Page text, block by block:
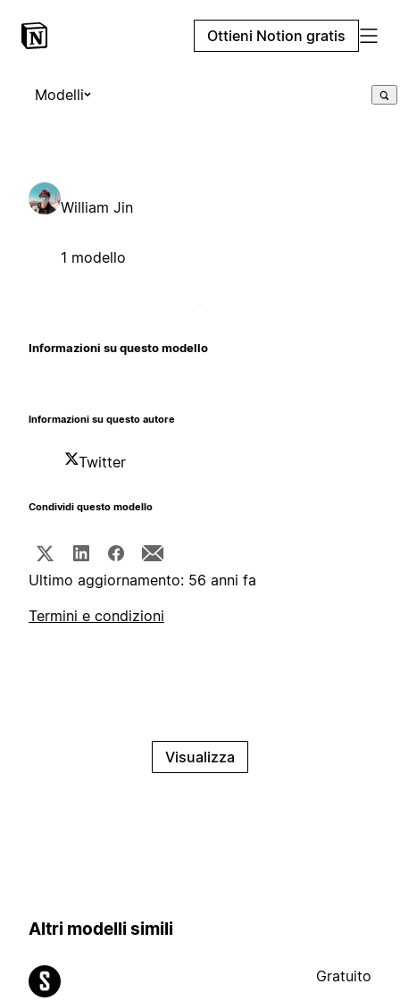
Ottieni Notion gratis
Modelli
William Jin
1 modello
Informazioni su questo modello
Informazioni su questo autore
Twitter
Condividi questo modello
Ultimo aggiornamento: 56 anni fa
Termini e condizioni
Visualizza
Altri modelli simili
Gratuito